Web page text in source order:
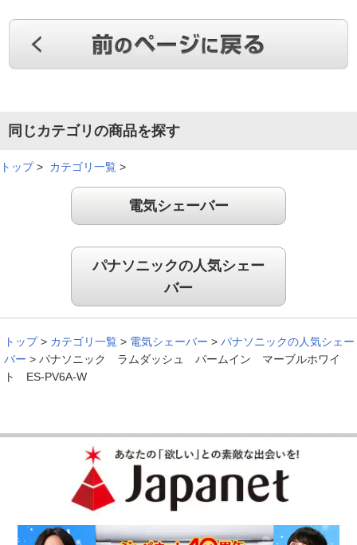
同じカテゴリの商品を探す
トップ> カテゴリ一覧 >
電気シェーバー
パナソニックの人気シェー
バー
トップ > カテゴリ一覧 > 電気シェーバー > パナソニックの人気シェー
バー > パナソニック ラムダッシュ パームイン マーブルホワイ
ト ES-PV6A-W